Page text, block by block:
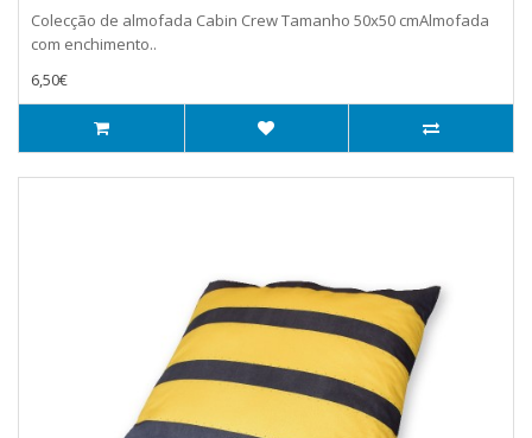
Colecção de almofada Cabin Crew Tamanho 50x50 cmAlmofada
com enchimento..
6,50€